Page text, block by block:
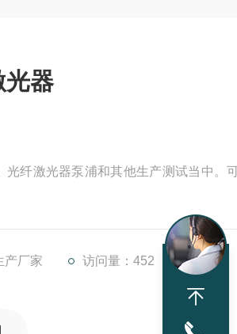
光器
纤激光器泵浦和其他生产测试当中。
产厂家 访问量：452